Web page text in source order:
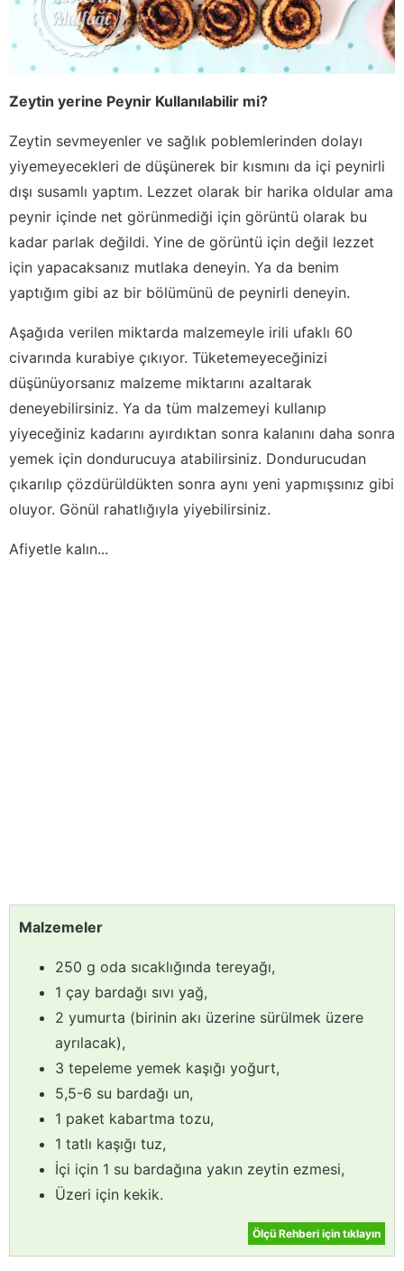
Zeytin yerine Peynir Kullanılabilir mi?
Zeytin sevmeyenler ve sağlık poblemlerinden dolayı
yiyemeyecekleri de düşünerek bir kısmını da içi peynirli
dışı susamlı yaptım. Lezzet olarak bir harika oldular ama
peynir içinde net görünmediği için görüntü olarak bu
kadar parlak değildi. Yine de görüntü için değil lezzet
için yapacaksanız mutlaka deneyin. Ya da benim
yaptığım gibi az bir bölümünü de peynirli deneyin.
Aşağıda verilen miktarda malzemeyle irili ufaklı 60
civarında kurabiye çıkıyor. Tüketemeyeceğinizi
düşünüyorsanız malzeme miktarını azaltarak
deneyebilirsiniz. Ya da tüm malzemeyi kullanıp
yiyeceğiniz kadarını ayırdıktan sonra kalanını daha sonra
yemek için dondurucuya atabilirsiniz. Dondurucudan
çıkarılıp çözdürüldükten sonra aynı yeni yapmışsınız gibi
oluyor. Gönül rahatlığıyla yiyebilirsiniz.
Afiyetle kalın...
Malzemeler
250 g oda sıcaklığında tereyağı,
1 çay bardağı sıvı yağ,
2 yumurta (birinin akı üzerine sürülmek üzere
ayrılacak),
3 tepeleme yemek kaşığı yoğurt,
5,5-6 su bardağı un,
1 paket kabartma tozu,
1 tatlı kaşığı tuz,
İçi için 1 su bardağına yakın zeytin ezmesi,
Üzeri için kekik.
Ölçü Rehberi için tıklayın